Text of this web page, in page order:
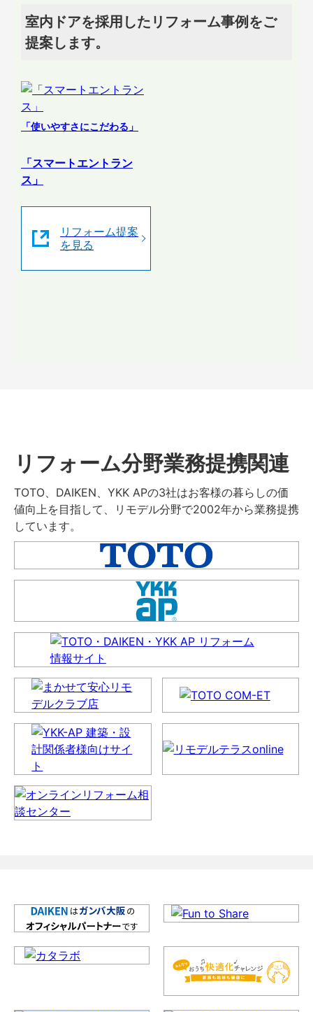
室内ドアを採用したリフォーム事例をご
提案します。
「使いやすさにこだわる」
「スマートエントラン
ス」
リフォーム提案
を見る
リフォーム分野業務提携関連
TOTO、DAIKEN、YKK APの3社はお客様の暮らしの価
値向上を目指して、リモデル分野で2002年から業務提携
しています。